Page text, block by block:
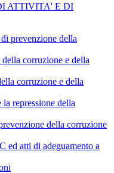
ATTIVITA' E DI
prevenzione della
corruzione e della
corruzione e della
repressione della
della corruzione
ed atti di adeguamento a